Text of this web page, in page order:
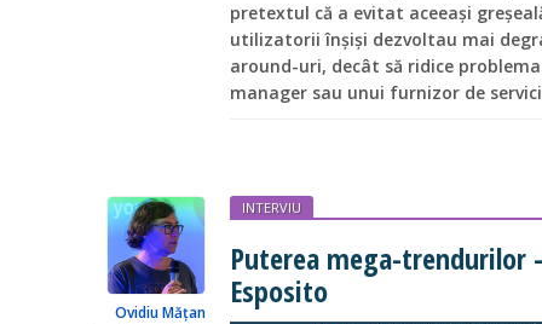
pretextul că a evitat aceeaşi
utilizatorii înşişi dezvoltau mai
around-uri, decât să ridice
manager sau unui furnizor de
Ovidiu Mățan
INTERVIU
Puterea mega-trendurilor
Esposito